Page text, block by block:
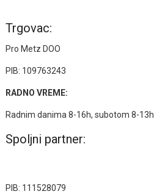
Trgovac:
Pro Metz DOO
PIB: 109763243
RADNO VREME:
Radnim danima 8-16h, subotom 8-13h
Spoljni partner:
PIB: 111528079